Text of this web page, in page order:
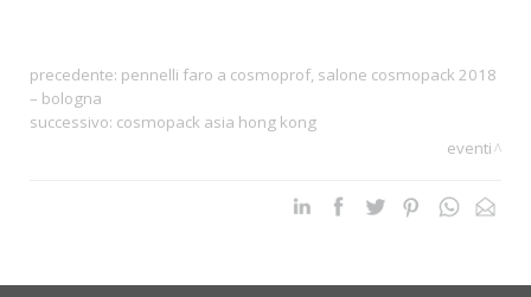
precedente: pennelli faro a cosmoprof, salone cosmopack 2018
– bologna
successivo: cosmopack asia hong kong
eventi